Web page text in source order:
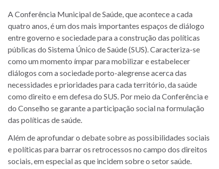
Menu
-
10ª
CMS
A Conferência Municipal de Saúde, que acontece a cada
quatro anos, é um dos mais importantes espaços de diálogo
entre governo e sociedade para a construção das políticas
públicas do Sistema Único de Saúde (SUS). Caracteriza-se
como um momento ímpar para mobilizar e estabelecer
diálogos com a sociedade porto-alegrense acerca das
necessidades e prioridades para cada território, da saúde
como direito e em defesa do SUS. Por meio da Conferência e
do Conselho se garante a participação social na formulação
das políticas de saúde.
Além de aprofundar o debate sobre as possibilidades sociais
e políticas para barrar os retrocessos no campo dos direitos
sociais, em especial as que incidem sobre o setor saúde.